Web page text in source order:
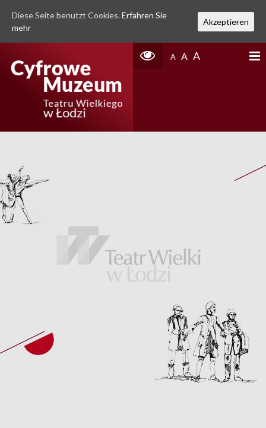
A A A
Diese Seite benutzt Cookies. Erfahren Sie
mehr
Akzeptieren